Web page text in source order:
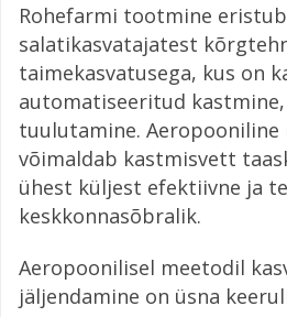
Rohefarmi tootmine
salatikasvatajatest
taimekasvatusega, kus on
automatiseeritud
tuulutamine. Aeropooniline
võimaldab kastmisvett
ühest küljest efektiivne ja
keskkonnasõbralik.
Aeropoonilisel meetodil
jäljendamine on üsna